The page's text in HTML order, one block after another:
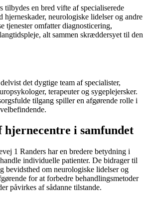
tilbydes en bred vifte af specialiserede
hjerneskader, neurologiske lidelser og andre
tjenester omfatter diagnosticering,
alt sammen skræddersyet til den
det dygtige team af specialister,
terapeuter og sygeplejersker.
tilgang spiller en afgørende rolle i
hjernecentre i samfundet
1 Randers har en bredere betydning i
individuelle patienter. De bidrager til
bevidsthed om neurologiske lidelser og
for at forbedre behandlingsmetoder
påvirkes af sådanne tilstande.